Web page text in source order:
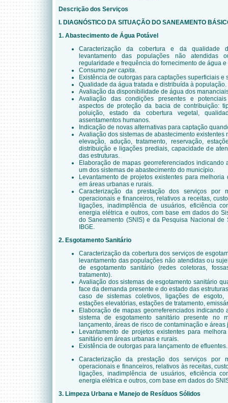
Descrição dos Serviços
I. DIAGNÓSTICO DA SITUAÇÃO DO SANEAMENTO
1. Abastecimento de Água Potável
Caracterização da cobertura e da qualidade
levantamento das populações não
regularidade e frequência do fornecimento de água
Consumo per capita.
Existência de outorgas para captações superficiais e
Qualidade da água tratada e distribuída à população.
Avaliação da disponibilidade de água dos
Avaliação das condições presentes e
aspectos de proteção da bacia de contribuição:
poluição, estado da cobertura vegetal,
assentamentos humanos.
Indicação de novas alternativas para captação
Avaliação dos sistemas de abastecimento existentes
elevação, adução, tratamento, reservação,
distribuição e ligações prediais, capacidade de
das estruturas.
Elaboração de mapas georreferenciados
um dos sistemas de abastecimento do município.
Levantamento de projetos existentes para
em áreas urbanas e rurais.
Caracterização da prestação dos serviços por
operacionais e financeiros, relativos a receitas,
ligações, inadimplência de usuários, eficiência
energia elétrica e outros, com base em dados do
do Saneamento (SNIS) e da Pesquisa Nacional de
IBGE.
2. Esgotamento Sanitário
Caracterização da cobertura dos serviços de
levantamento das populações não atendidas ou
de esgotamento sanitário (redes coletoras,
tratamento).
Avaliação dos sistemas de esgotamento sanitário
face da demanda presente e do estado das
caso de sistemas coletivos, ligações de esgoto,
estações elevatórias, estações de tratamento,
Elaboração de mapas georreferenciados
sistema de esgotamento sanitário presente no
lançamento, áreas de risco de contaminação e
Levantamento de projetos existentes para
sanitário em áreas urbanas e rurais.
Existência de outorgas para lançamento de efluentes.
Caracterização da prestação dos serviços por
operacionais e financeiros, relativos às receitas,
ligações, inadimplência de usuários, eficiência
energia elétrica e outros, com base em dados do
3. Limpeza Urbana e Manejo de Resíduos Sólidos